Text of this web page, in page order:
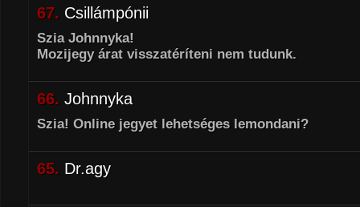
67. Csillámpónii
Szia Johnnyka!
Mozijegy árat visszatéríteni nem tudunk.
66. Johnnyka
Szia! Online jegyet lehetséges lemondani?
65. Dr.agy